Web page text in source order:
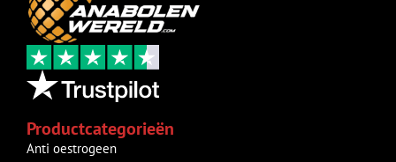
Productcategorieën
Anti oestrogeen